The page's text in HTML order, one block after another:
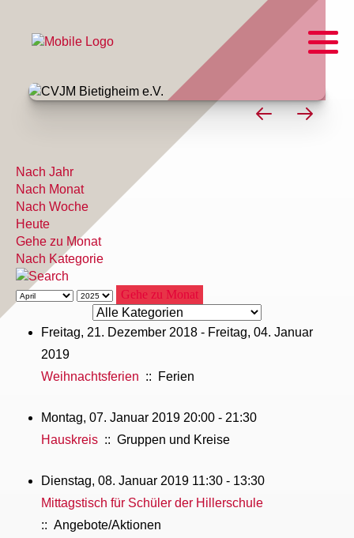
Nach Jahr
Nach Monat
Nach Woche
Heute
Gehe zu Monat
Nach Kategorie
Gehe zu Monat
Eine Kategorie auswählen um die Liste zu
Freitag, 21. Dezember 2018 - Freitag, 04. Januar
2019
Weihnachtsferien :: Ferien
Montag, 07. Januar 2019 20:00 - 21:30
Hauskreis :: Gruppen und Kreise
Dienstag, 08. Januar 2019 11:30 - 13:30
Mittagstisch für Schüler der Hillerschule
:: Angebote/Aktionen